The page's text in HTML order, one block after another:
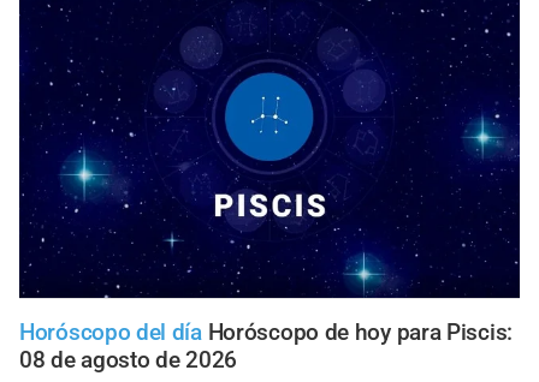
Horóscopo del día Horóscopo de hoy para Piscis:
08 de agosto de 2026